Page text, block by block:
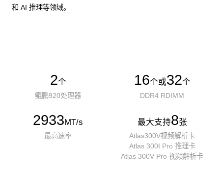
和 AI 推理等领域。
2个
鲲鹏920处理器
16个或32个
DDR4 RDIMM
2933MT/s
最高速率
最大支持8张
Atlas300V视频解析卡
Atlas 300I Pro 推理卡
Atlas 300V Pro 视频解析卡